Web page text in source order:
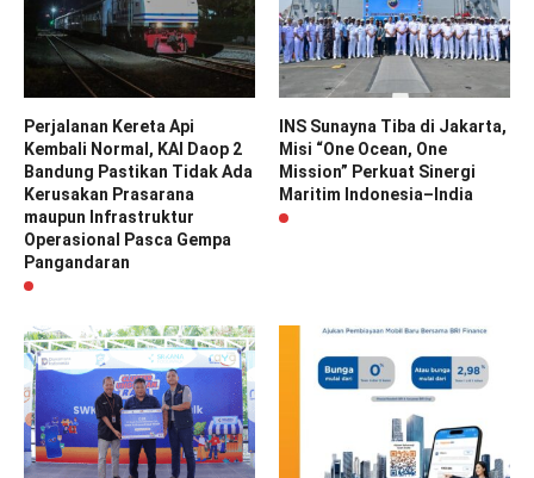
Perjalanan Kereta Api
Kembali Normal, KAI Daop 2
Bandung Pastikan Tidak Ada
Kerusakan Prasarana
maupun Infrastruktur
Operasional Pasca Gempa
Pangandaran
INS Sunayna Tiba di Jakarta,
Misi “One Ocean, One
Mission” Perkuat Sinergi
Maritim Indonesia–India